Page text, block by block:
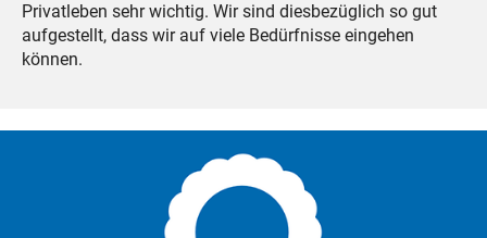
Privatleben sehr wichtig. Wir sind diesbezüglich so gut
aufgestellt, dass wir auf viele Bedürfnisse eingehen
können.